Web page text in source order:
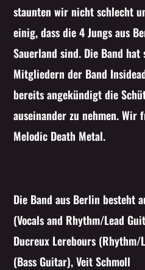
staunten wir nicht schlecht
einig, dass die 4 Jungs aus
Sauerland sind. Die Band hat
Mitgliedern der Band
bereits angekündigt die
auseinander zu nehmen. Wir
Melodic Death Metal.
Die Band aus Berlin besteht
(Vocals and Rhythm/Lead
Ducreux Lerebours (Rhythm/
(Bass Guitar), Veit Schmoll